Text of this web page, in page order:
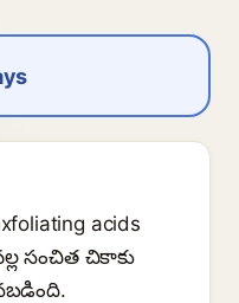
acids
సంచిత చికాకు